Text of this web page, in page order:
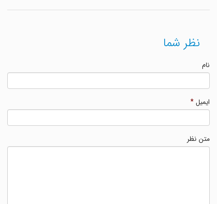
نظر شما
ایمیل*
متن نظر